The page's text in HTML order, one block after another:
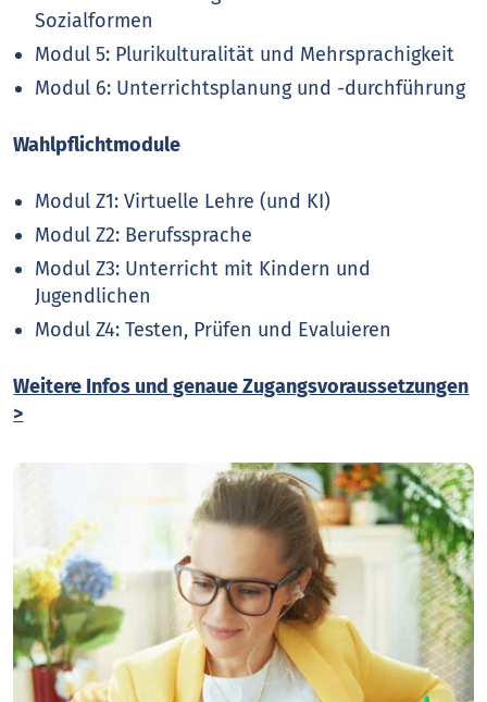
Sozialformen
Modul 5: Plurikulturalität und Mehrsprachigkeit
Modul 6: Unterrichtsplanung und -durchführung
Wahlpflichtmodule
Modul Z1: Virtuelle Lehre (und KI)
Modul Z2: Berufssprache
Modul Z3: Unterricht mit Kindern und
Jugendlichen
Modul Z4: Testen, Prüfen und Evaluieren
Weitere Infos und genaue Zugangsvoraussetzungen
>